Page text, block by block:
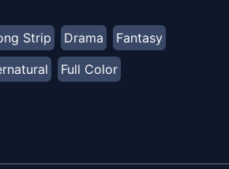
demi kemenangan, dia
kebenaran dunia.
Strip Drama
Fantasy
Full Color